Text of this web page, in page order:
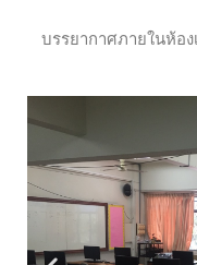
บรรยากาศภายในห้อ